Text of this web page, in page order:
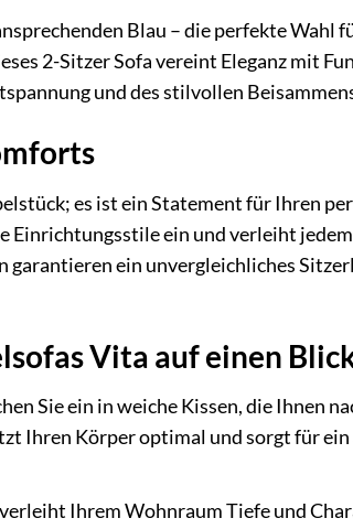
Blau – die perfekte Wahl
2-Sitzer Sofa vereint Eleganz mit
und des stilvollen
es ist ein Statement für Ihren
Einrichtungsstile ein und verleiht
ein unvergleichliches
Vita auf einen
Sie ein in weiche Kissen, die Ihnen
Ihren Körper optimal und sorgt für ein
Ihrem Wohnraum Tiefe und